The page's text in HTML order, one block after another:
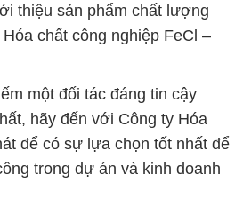
thiệu sản phẩm chất lượng
chất công nghiệp FeCl –
một đối tác đáng tin cậy
hãy đến với Công ty Hóa
để có sự lựa chọn tốt nhất để
trong dự án và kinh doanh